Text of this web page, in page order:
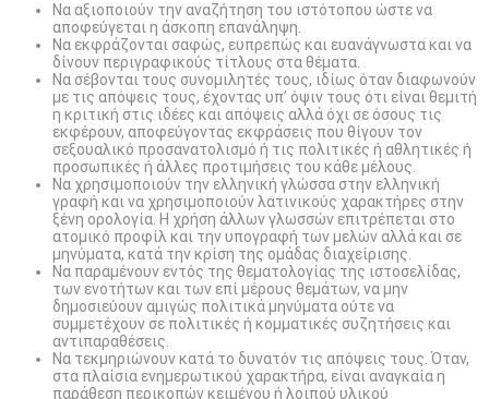
Να αξιοποιούν την αναζήτηση του ιστότοπου ώστε να
αποφεύγεται η άσκοπη επανάληψη.
Να εκφράζονται σαφώς, ευπρεπώς και ευανάγνωστα και να
δίνουν περιγραφικούς τίτλους στα θέματα.
Να σέβονται τους συνομιλητές τους, ιδίως όταν διαφωνούν
με τις απόψεις τους, έχοντας υπ’ όψιν τους ότι είναι θεμιτή
η κριτική στις ιδέες και απόψεις αλλά όχι σε όσους τις
εκφέρουν, αποφεύγοντας εκφράσεις που θίγουν τον
σεξουαλικό προσανατολισμό ή τις πολιτικές ή αθλητικές ή
προσωπικές ή άλλες προτιμήσεις του κάθε μέλους.
Να χρησιμοποιούν την ελληνική γλώσσα στην ελληνική
γραφή και να χρησιμοποιούν λατινικούς χαρακτήρες στην
ξένη ορολογία. Η χρήση άλλων γλωσσών επιτρέπεται στο
ατομικό προφίλ και την υπογραφή των μελών αλλά και σε
μηνύματα, κατά την κρίση της ομάδας διαχείρισης.
Να παραμένουν εντός της θεματολογίας της ιστοσελίδας,
των ενοτήτων και των επί μέρους θεμάτων, να μην
δημοσιεύουν αμιγώς πολιτικά μηνύματα ούτε να
συμμετέχουν σε πολιτικές ή κομματικές συζητήσεις και
αντιπαραθέσεις.
Να τεκμηριώνουν κατά το δυνατόν τις απόψεις τους. Όταν,
στα πλαίσια ενημερωτικού χαρακτήρα, είναι αναγκαία η
παράθεση περικοπών κειμένου ή λοιπού υλικού